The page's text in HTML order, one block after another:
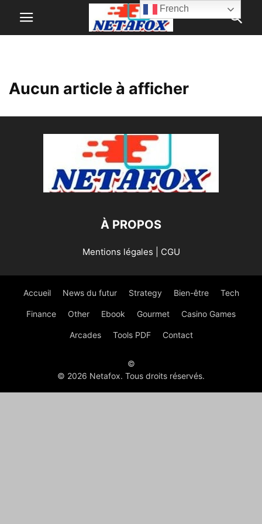
Aucun article à afficher
À PROPOS
Mentions légales | CGU
Accueil News du futur Strategy Bien-être Tech
Finance Other Ebook Gourmet Casino Games
Arcades Tools PDF Contact
©
© 2026 Netafox. Tous droits réservés.
French